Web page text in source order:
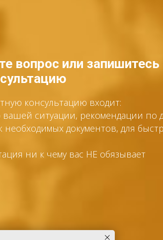
вопрос или запишитесь
консультацию входит:
вашей ситуации, рекомендации
необходимых документов, для
ни к чему вас НЕ обязывает